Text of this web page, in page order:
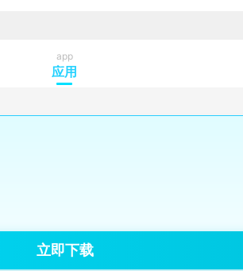
app
应用
立即下载